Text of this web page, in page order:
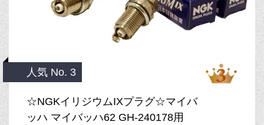
人気 No. 3
☆NGKイリジウムIXプラグ☆マイバ
ッハ マイバッハ62 GH-240178用